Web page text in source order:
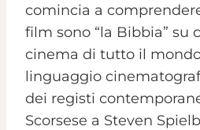
comincia a
film sono “la Bibbia” su
cinema di tutto il
linguaggio
dei registi
Scorsese a Steven